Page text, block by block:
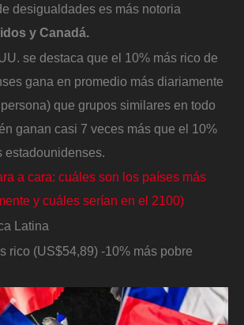
desigualdades es más notoria
y Canadá.
se destaca que el 10% más rico de
gana en promedio más diariamente
que grupos similares en todo
ganan casi 7 veces más que el 10%
estadounidenses.
a cara: cuáles son los países más
y cuáles serían en el 2100)
Latina
rico (US$54,89) -10% más pobre